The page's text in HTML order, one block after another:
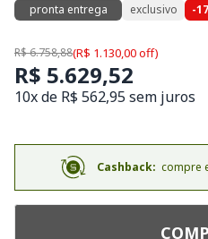
pronta entrega
exclusivo -
R$ 6.758,88(R$ 1.130,00 off)
R$ 5.629,52
10x de R$ 562,95 sem juros
Cashback: compre